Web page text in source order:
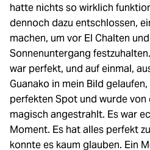
hatte nichts so wirklich
dennoch dazu entschlossen,
machen, um vor El Chalten
Sonnenuntergang
war perfekt, und auf einmal,
Guanako in mein Bild
perfekten Spot und wurde
magisch angestrahlt. Es war
Moment. Es hat alles perfekt
konnte es kaum glauben. Ein